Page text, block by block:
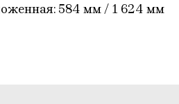
584 мм / 1 624 мм